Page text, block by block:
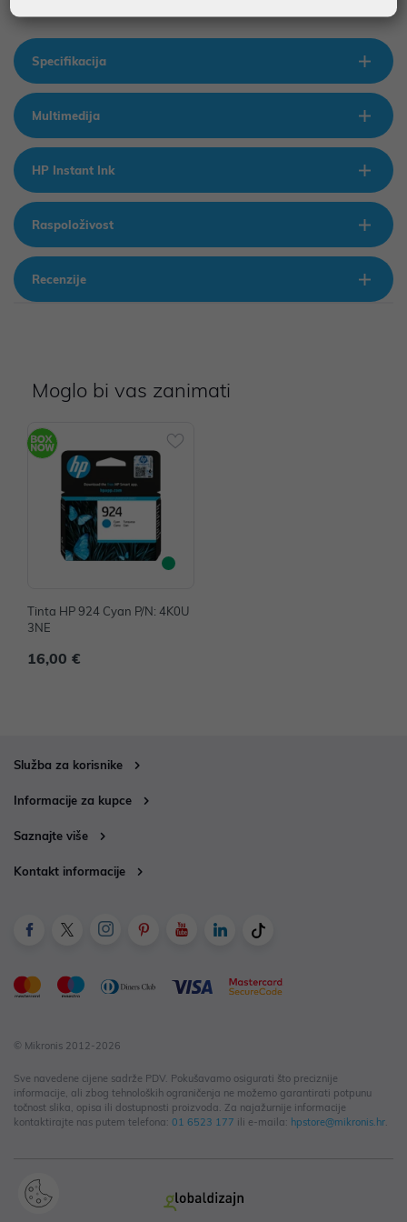
Specifikacija
Multimedija
HP Instant Ink
Raspoloživost
Recenzije
Moglo bi vas zanimati
Tinta HP 924 Cyan P/N: 4K0U
3NE
16,00 €
Služba za korisnike
Informacije za kupce
Saznajte više
Kontakt informacije
© Mikronis 2012-2026
Sve navedene cijene sadrže PDV. Pokušavamo osigurati što preciznije
informacije, ali zbog tehnoloških ograničenja ne možemo garantirati potpunu
točnost slika, opisa ili dostupnosti proizvoda. Za najažurnije informacije
kontaktirajte nas putem telefona: 01 6523 177 ili e-maila: hpstore@mikronis.hr.